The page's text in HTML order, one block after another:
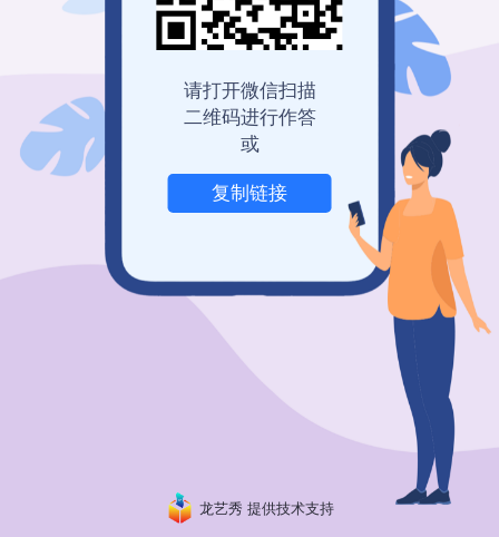
登录查看历史记录 我也要免费创建
粤ICP备19150304号
举报
请打开微信扫描
二维码进行作答
或
复制链接
龙艺秀 提供技术支持